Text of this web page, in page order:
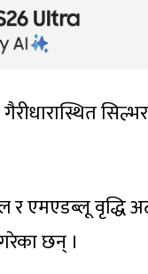
र एमएडब्लू वृद्धि
छन् ।